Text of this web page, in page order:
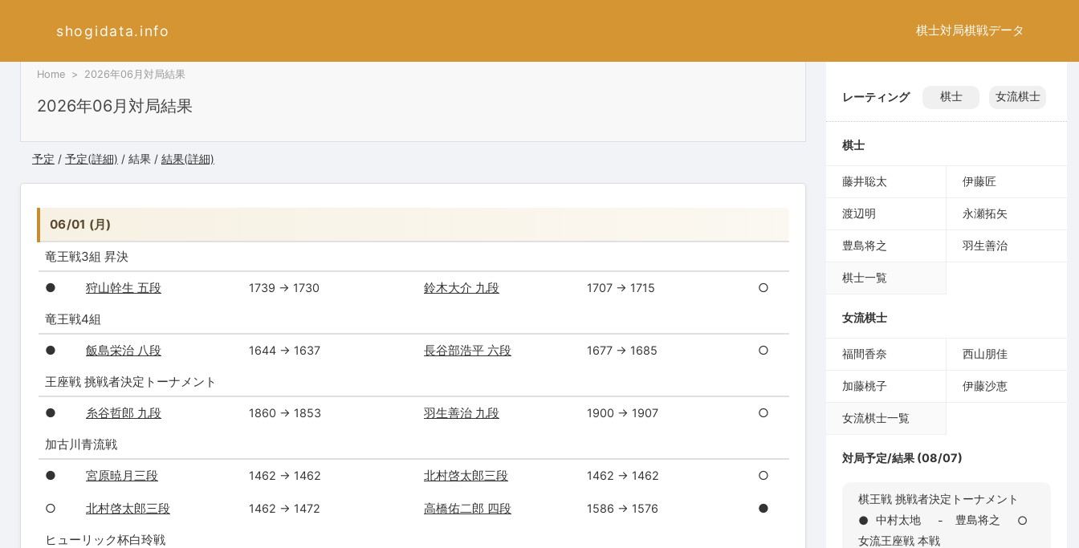
shogidata.info 棋士対局棋戦データ
Home 2026年06月対局結果
2026年06月対局結果
予定 / 予定(詳細) / 結果 / 結果(詳細)
06/01 (月)
竜王戦3組 昇決
● 狩山幹生 五段 1739 → 1730 鈴木大介 九段 1707 → 1715 ○
竜王戦4組
● 飯島栄治 八段 1644 → 1637 長谷部浩平 六段 1677 → 1685 ○
王座戦 挑戦者決定トーナメント
● 糸谷哲郎 九段 1860 → 1853 羽生善治 九段 1900 → 1907 ○
加古川青流戦
● 宮原暁月三段 1462 → 1462 北村啓太郎三段 1462 → 1462 ○
○ 北村啓太郎三段 1462 → 1472 高橋佑二郎 四段 1586 → 1576 ●
ヒューリック杯白玲戦
レーティング 棋士 女流棋士
棋士
藤井聡太 伊藤匠
渡辺明 永瀬拓矢
豊島将之 羽生善治
棋士一覧
女流棋士
福間香奈 西山朋佳
加藤桃子 伊藤沙恵
女流棋士一覧
対局予定/結果 (08/07)
棋王戦 挑戦者決定トーナメント
● 中村太地 - 豊島将之
○
女流王座戦 本戦